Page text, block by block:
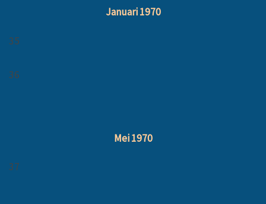
Januari 1970
35
36
Mei 1970
37